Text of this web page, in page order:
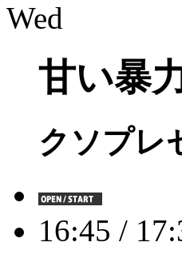
Wed
甘い暴
クソプレ
16:45 /